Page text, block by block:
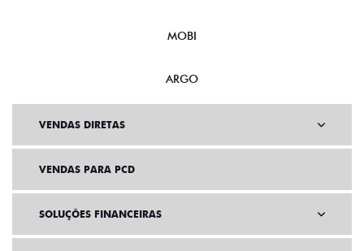
MOBI
ARGO
VENDAS DIRETAS
VENDAS PARA PCD
SOLUÇÕES FINANCEIRAS